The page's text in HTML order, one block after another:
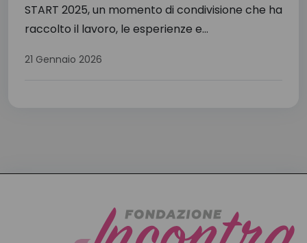
START 2025, un momento di condivisione che ha
raccolto il lavoro, le esperienze e...
21 Gennaio 2026